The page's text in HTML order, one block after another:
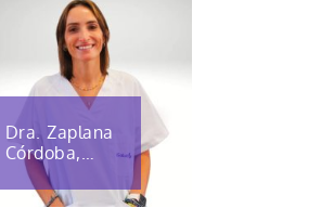
Dra. Zaplana
Córdoba,
Marta